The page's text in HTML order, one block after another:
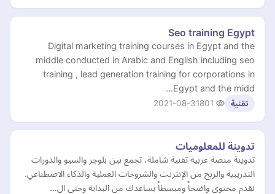
Seo training Egypt
Digital marketing training courses in Egypt and the
middle conducted in Arabic and English including seo
training , lead generation training for corporations in
Egypt and the midd…
تقنية 2021-08-31
تدوينة للمعلوميات
تدوينة منصة عربية تقنية شاملة، تجمع بين بلوجر والسيو والدورات
التدريبية والربح من الإنترنت والشروحات العملية والذكاء الاصطناعي.
نقدم محتوى واضحاً ومبسطاً يساعدك من البداية وحتى ال…